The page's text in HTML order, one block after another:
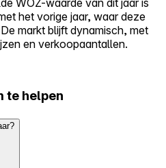
het vorige jaar, waar deze
markt blijft dynamisch, met
en verkoopaantallen.
te helpen